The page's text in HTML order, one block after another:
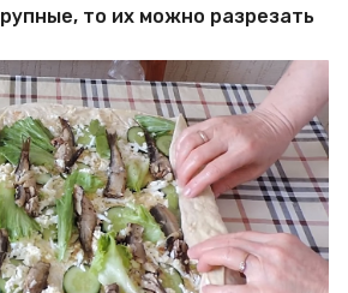
то их можно разрезать